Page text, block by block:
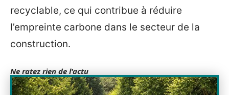
recyclable, ce qui contribue à réduire
l’empreinte carbone dans le secteur de la
construction.
Ne ratez rien de l'actu